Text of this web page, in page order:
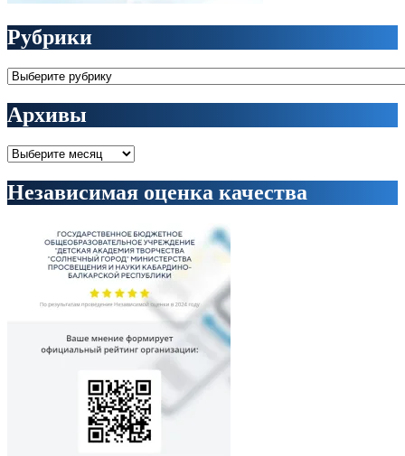
Рубрики
Рубрики
Архивы
Архивы
Независимая оценка качества